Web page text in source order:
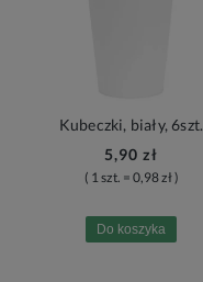
Kubeczki, biały, 6szt.
5,90 zł
( 1 szt. = 0,98 zł )
Do koszyka